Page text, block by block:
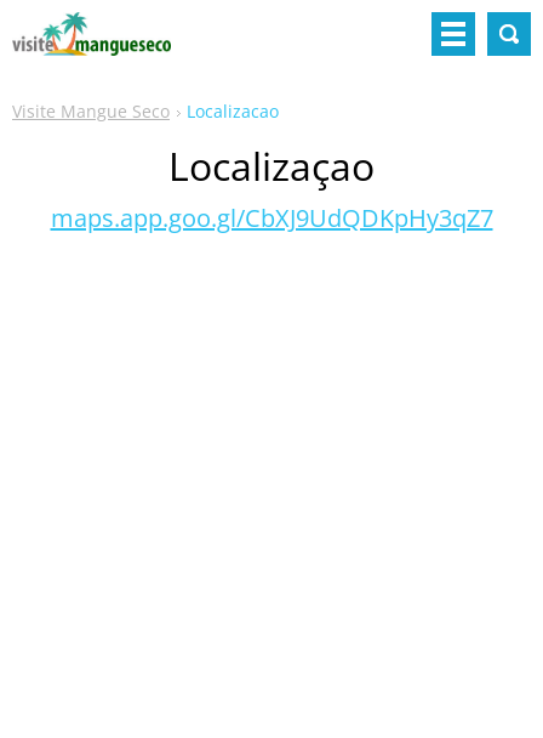
Visite Mangue Seco Localizacao
Localizaçao
maps.app.goo.gl/CbXJ9UdQDKpHy3qZ7